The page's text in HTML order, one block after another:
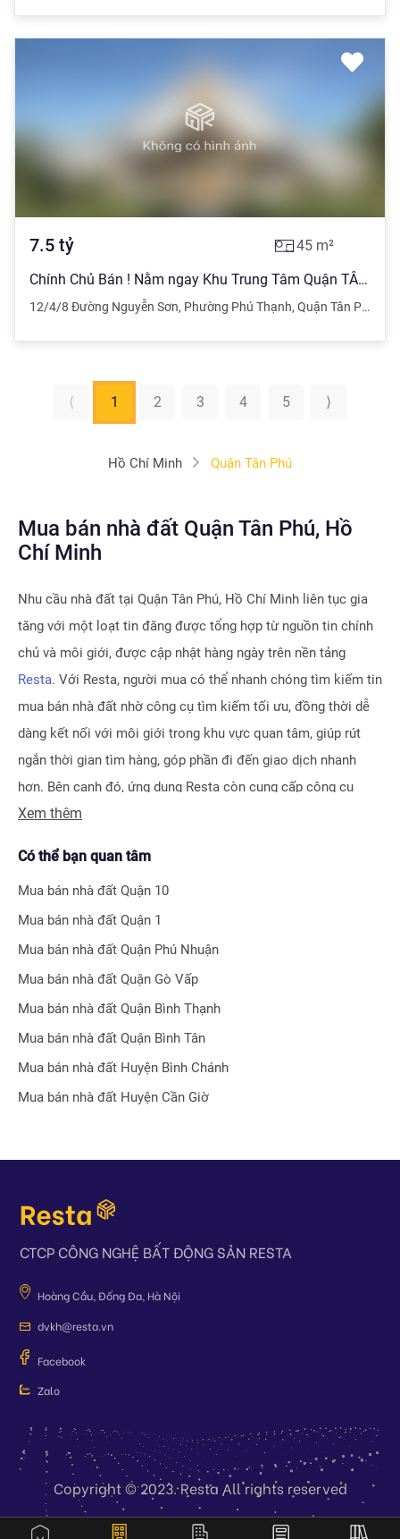
7.5 tỷ 45 m²
Chính Chủ Bán ! Nằm ngay Khu Trung Tâm Quận TÂN PHÚ
12/4/8 Đường Nguyễn Sơn, Phường Phú Thạnh, Quận Tân Phú
⟨ 1 2 3 4 5 ⟩
Hồ Chí Minh Quận Tân Phú
Mua bán nhà đất Quận Tân Phú, Hồ
Chí Minh
Nhu cầu nhà đất tại Quận Tân Phú, Hồ Chí Minh liên tục gia
tăng với một loạt tin đăng được tổng hợp từ nguồn tin chính
chủ và môi giới, được cập nhật hàng ngày trên nền tảng
Resta. Với Resta, người mua có thể nhanh chóng tìm kiếm tin
mua bán nhà đất nhờ công cụ tìm kiếm tối ưu, đồng thời dễ
dàng kết nối với môi giới trong khu vực quan tâm, giúp rút
ngắn thời gian tìm hàng, góp phần đi đến giao dịch nhanh
hơn. Bên cạnh đó, ứng dụng Resta còn cung cấp công cụ
Đăng tin vô cùng tiện ích, giúp người bán hay môi giới nhận
thông minh.
phát triển nhiều công cụ hỗ trợ tối ưu cho các nhà đầu tư bất
động sản chuyên nghiệp nhưTra cứu quy hoạch toàn quốc
miễn phí, Bộ lọc địa phương 360
Với nhiều công cụ tiện ích mà nền tảng mang lại, chúng tôi
tin rằngRestasẽ trở thành trợ thủ đắc lực cho nhà đầu tư
trong quá trình tìm kiếm và đầu tư bất động sản.
Xem thêm
Có thể bạn quan tâm
Mua bán nhà đất Quận 10
Mua bán nhà đất Quận 1
Mua bán nhà đất Quận Phú Nhuận
Mua bán nhà đất Quận Gò Vấp
Mua bán nhà đất Quận Bình Thạnh
Mua bán nhà đất Quận Bình Tân
Mua bán nhà đất Huyện Bình Chánh
Mua bán nhà đất Huyện Cần Giờ
CTCP CÔNG NGHỆ BẤT ĐỘNG SẢN RESTA
Hoàng Cầu, Đống Đa, Hà Nội
dvkh@resta.vn
Facebook
Zalo
Copyright © 2023. Resta All rights reserved